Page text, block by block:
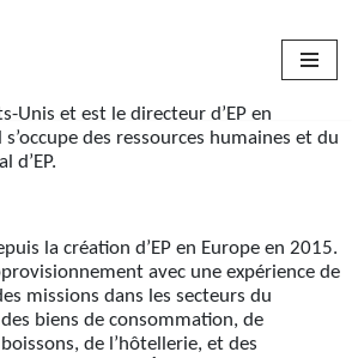
Unis et est le directeur d’EP en
des ressources humaines et du
d’EP.
la création d’EP en Europe en 2015.
avec une expérience de
missions dans les secteurs du
biens de consommation, de
de l’hôtellerie, et des